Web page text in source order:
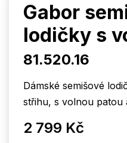
Gabor
lodičky s
81.520.16
Dámské semišové
střihu, s volnou patou
2 799 Kč